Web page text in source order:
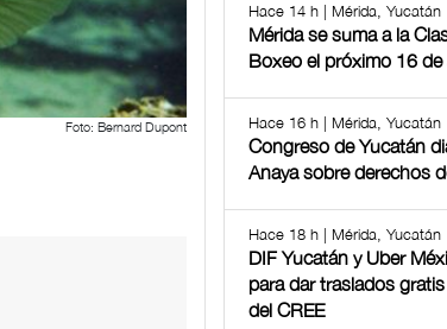
Foto: Bernard Dupont
Hace 14 h | Mérida, Yucatán
Mérida se suma a la
Boxeo el próximo 16
Hace 16 h | Mérida, Yucatán
Congreso de Yucatán
Anaya sobre derechos
Hace 18 h | Mérida, Yucatán
DIF Yucatán y Uber
para dar traslados
del CREE